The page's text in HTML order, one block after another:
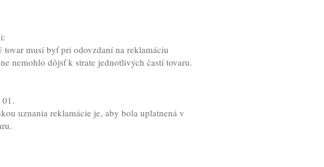
musí byť pri odovzdaní na reklamáciu
nemohlo dôjsť k strate jednotlivých častí tovaru.
uznania reklamácie je, aby bola uplatnená v